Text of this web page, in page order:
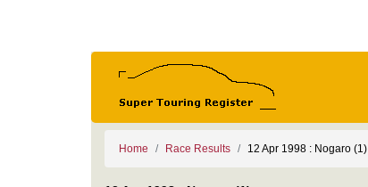
Home Race Results 12 Apr 1998 : Nogaro (1)